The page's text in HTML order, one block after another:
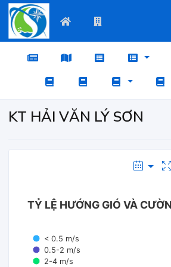
KT HẢI VĂN LÝ SƠN
TỶ LỆ HƯỚNG GIÓ VÀ
< 0.5 m/s
0.5-2 m/s
2-4 m/s